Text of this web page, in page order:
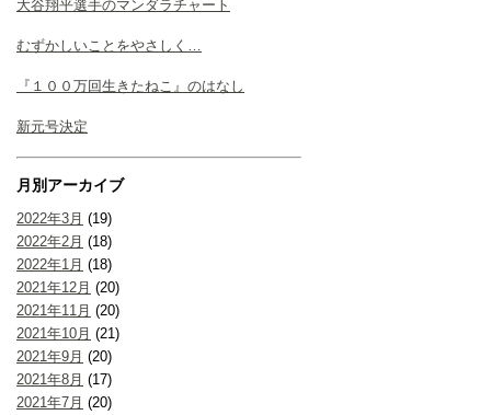
大谷翔平選手のマンダラチャート
むずかしいことをやさしく…
『１００万回生きたねこ』のはなし
新元号決定
月別アーカイブ
2022年3月 (19)
2022年2月 (18)
2022年1月 (18)
2021年12月 (20)
2021年11月 (20)
2021年10月 (21)
2021年9月 (20)
2021年8月 (17)
2021年7月 (20)